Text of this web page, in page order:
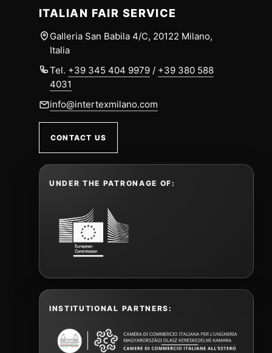
ITALIAN FAIR SERVICE
Galleria San Babila 4/C, 20122 Milano,
Italia
Tel. +39 345 404 9979 / +39 380 588
4031
info@intertexmilano.com
CONTACT US
UNDER THE PATRONAGE OF:
INSTITUTIONAL PARTNERS: